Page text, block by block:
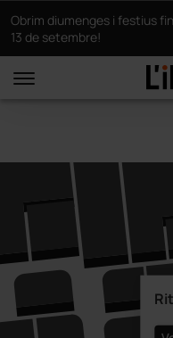
Obrim diumenges i festius
13 de setembre!